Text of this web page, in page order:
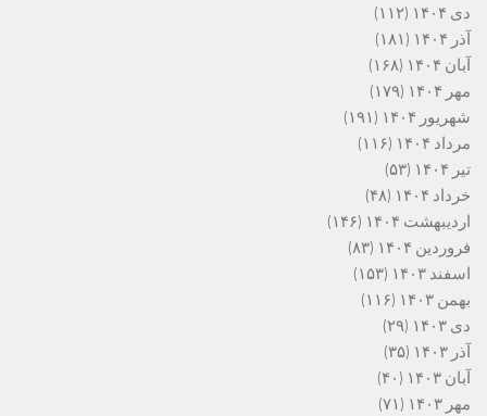
دی ۱۴۰۴
(۱۱۲)
آذر ۱۴۰۴
(۱۸۱)
آبان ۱۴۰۴
(۱۶۸)
مهر ۱۴۰۴
(۱۷۹)
شهریور ۱۴۰۴
(۱۹۱)
مرداد ۱۴۰۴
(۱۱۶)
تیر ۱۴۰۴
(۵۳)
خرداد ۱۴۰۴
(۴۸)
اردیبهشت ۱۴۰۴
(۱۴۶)
فروردین ۱۴۰۴
(۸۳)
اسفند ۱۴۰۳
(۱۵۳)
بهمن ۱۴۰۳
(۱۱۶)
دی ۱۴۰۳
(۲۹)
آذر ۱۴۰۳
(۳۵)
آبان ۱۴۰۳
(۴۰)
مهر ۱۴۰۳
(۷۱)